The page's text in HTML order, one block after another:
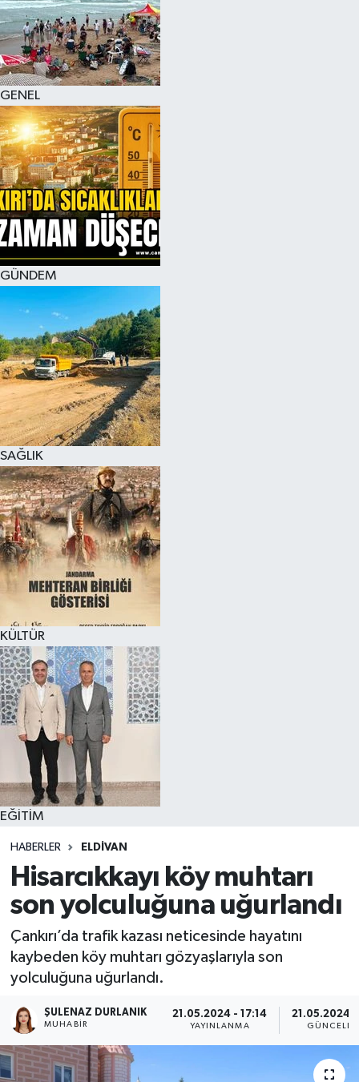
GENEL
GÜNDEM
SAĞLIK
KÜLTÜR
EĞİTİM
HABERLER ELDİVAN
Hisarcıkkayı köy muhtarı
son yolculuğuna uğurlandı
Çankırı’da trafik kazası neticesinde hayatını
kaybeden köy muhtarı gözyaşlarıyla son
yolculuğuna uğurlandı.
ŞULENAZ DURLANIK
MUHABIR
21.05.2024 - 17:14
YAYINLANMA
21.05.2024 -
KÜLTÜR SANAT
MAGAZİN
SAĞLIK
SİYASET
SPOR
TEKNOLOJİ
VİZYONDAKİLER
YAŞAM